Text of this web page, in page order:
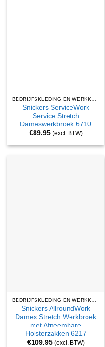
Snickers ServiceWork
Service Stretch
Dameswerkbroek 6710
€89.95 (excl. BTW)
Snickers AllroundWork
Dames Stretch Werkbroek
met Afneembare
Holsterzakken 6217
€109.95 (excl. BTW)